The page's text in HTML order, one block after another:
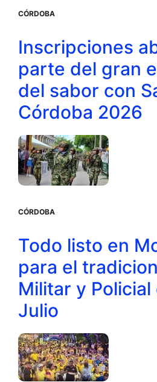
CÓRDOBA
Inscripciones
parte del gran
del sabor con
Córdoba 2026
CÓRDOBA
Todo listo en
para el
Militar y
Julio